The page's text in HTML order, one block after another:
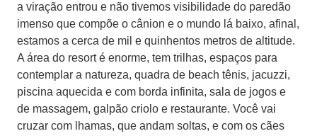
a viração entrou e não tivemos visibilidade do paredão
imenso que compõe o cânion e o mundo lá baixo, afinal,
estamos a cerca de mil e quinhentos metros de altitude.
A área do resort é enorme, tem trilhas, espaços para
contemplar a natureza, quadra de beach tênis, jacuzzi,
piscina aquecida e com borda infinita, sala de jogos e
de massagem, galpão criolo e restaurante. Você vai
cruzar com lhamas, que andam soltas, e com os cães